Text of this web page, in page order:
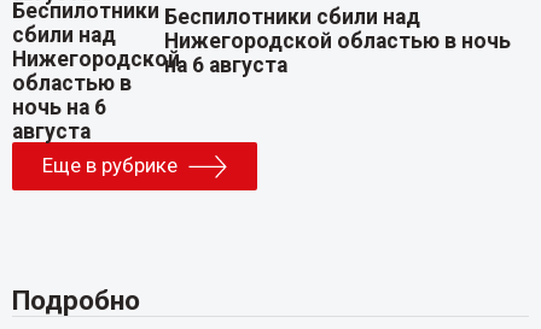
Беспилотники сбили над
Нижегородской областью в ночь
на 6 августа
Еще в рубрике
Подробно